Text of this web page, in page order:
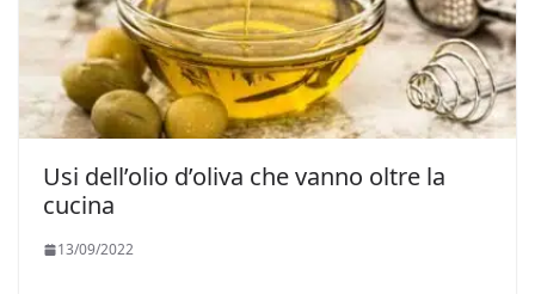
Usi dell’olio d’oliva che vanno oltre la
cucina
13/09/2022